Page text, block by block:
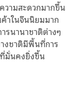
วามสะดวกมากขึ้น
าในจีนนิยมมาก
รนานาชาติต่างๆ
งชาติมีพื้นที่การ
มั่นคงยิ่งขึ้น